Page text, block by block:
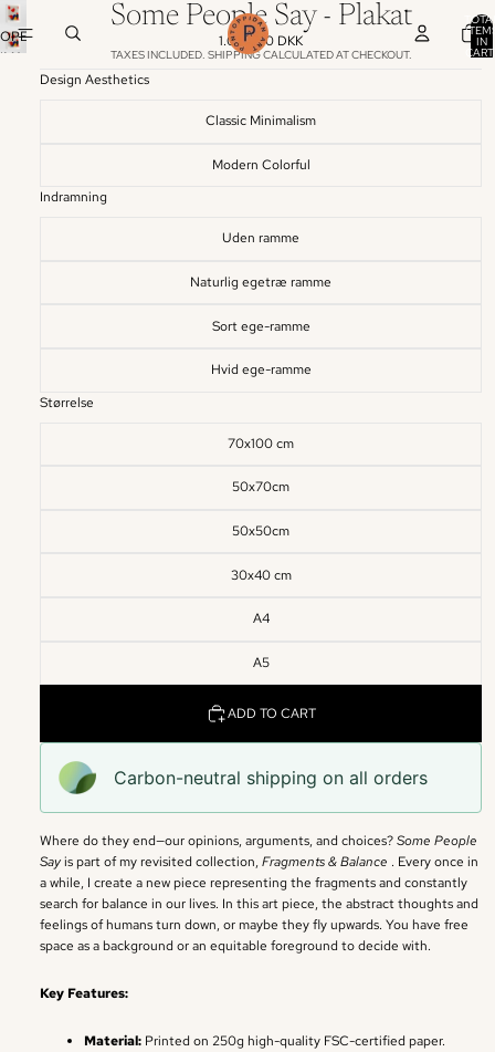
IN
OPEN
IMAGE
Some People Say - Plakat
1.000,00 DKK
TAXES INCLUDED. SHIPPING CALCULATED AT CHECKOUT.
Design Aesthetics
Classic Minimalism
Modern Colorful
Indramning
Uden ramme
Naturlig egetræ ramme
Sort ege-ramme
Hvid ege-ramme
Størrelse
70x100 cm
50x70cm
50x50cm
30x40 cm
A4
A5
ADD TO CART
Carbon-neutral shipping on all orders
Where do they end—our opinions, arguments, and choices?Some People
Sayis part of my revisited collection, Fragments & Balance . Every once in
a while, I create a new piece representing the fragments and constantly
search for balance in our lives. In this art piece, the abstract thoughts and
feelings of humans turn down, or maybe they fly upwards. You have free
space as a background or an equitable foreground to decide with.
Key Features:
Material: Printed on 250g high-quality FSC-certified paper.